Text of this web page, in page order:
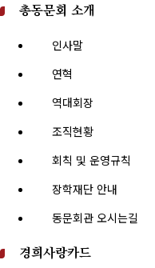
총동문회 소개
인사말
연혁
역대회장
조직현황
회칙 및 운영규칙
장학재단 안내
동문회관 오시는길
경희사랑카드